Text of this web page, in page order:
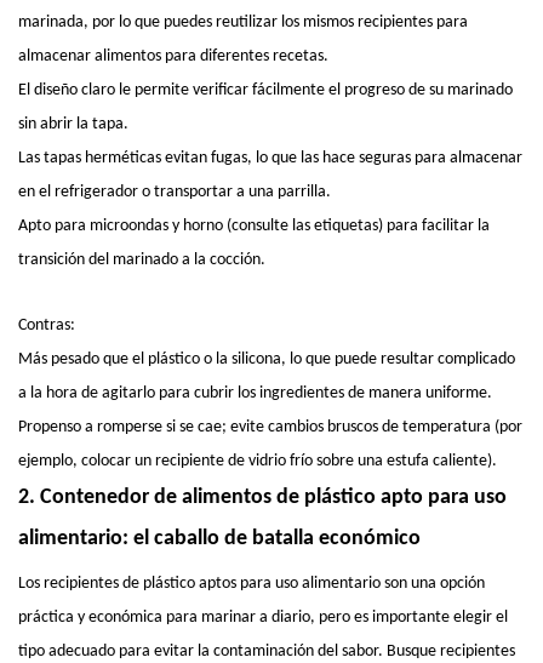
marinada, por lo que puedes reutilizar los mismos recipientes para
almacenar alimentos para diferentes recetas.
El diseño claro le permite verificar fácilmente el progreso de su marinado
sin abrir la tapa.
Las tapas herméticas evitan fugas, lo que las hace seguras para almacenar
en el refrigerador o transportar a una parrilla.
Apto para microondas y horno (consulte las etiquetas) para facilitar la
transición del marinado a la cocción.
Contras:
Más pesado que el plástico o la silicona, lo que puede resultar complicado
a la hora de agitarlo para cubrir los ingredientes de manera uniforme.
Propenso a romperse si se cae; evite cambios bruscos de temperatura (por
ejemplo, colocar un recipiente de vidrio frío sobre una estufa caliente).
2. Contenedor de alimentos de plástico apto para uso
alimentario: el caballo de batalla económico
Los recipientes de plástico aptos para uso alimentario son una opción
práctica y económica para marinar a diario, pero es importante elegir el
tipo adecuado para evitar la contaminación del sabor. Busque recipientes